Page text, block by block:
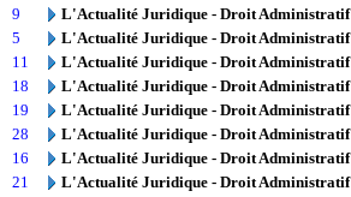
9
L'Actualité Juridique - Droit Administratif
5
L'Actualité Juridique - Droit Administratif
11
L'Actualité Juridique - Droit Administratif
18
L'Actualité Juridique - Droit Administratif
19
L'Actualité Juridique - Droit Administratif
28
L'Actualité Juridique - Droit Administratif
16
L'Actualité Juridique - Droit Administratif
21
L'Actualité Juridique - Droit Administratif